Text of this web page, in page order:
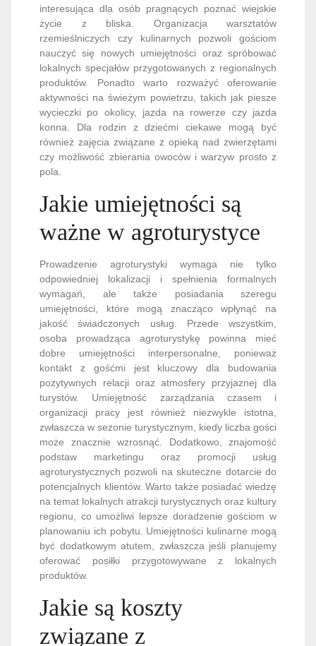
interesująca dla osób pragnących poznać wiejskie
życie z bliska. Organizacja warsztatów
rzemieślniczych czy kulinarnych pozwoli gościom
nauczyć się nowych umiejętności oraz spróbować
lokalnych specjałów przygotowanych z regionalnych
produktów. Ponadto warto rozważyć oferowanie
aktywności na świeżym powietrzu, takich jak piesze
wycieczki po okolicy, jazda na rowerze czy jazda
konna. Dla rodzin z dziećmi ciekawe mogą być
również zajęcia związane z opieką nad zwierzętami
czy możliwość zbierania owoców i warzyw prosto z
pola.
Jakie umiejętności są
ważne w agroturystyce
Prowadzenie agroturystyki wymaga nie tylko
odpowiedniej lokalizacji i spełnienia formalnych
wymagań, ale także posiadania szeregu
umiejętności, które mogą znacząco wpłynąć na
jakość świadczonych usług. Przede wszystkim,
osoba prowadząca agroturystykę powinna mieć
dobre umiejętności interpersonalne, ponieważ
kontakt z gośćmi jest kluczowy dla budowania
pozytywnych relacji oraz atmosfery przyjaznej dla
turystów. Umiejętność zarządzania czasem i
organizacji pracy jest również niezwykle istotna,
zwłaszcza w sezonie turystycznym, kiedy liczba gości
może znacznie wzrosnąć. Dodatkowo, znajomość
podstaw marketingu oraz promocji usług
agroturystycznych pozwoli na skuteczne dotarcie do
potencjalnych klientów. Warto także posiadać wiedzę
na temat lokalnych atrakcji turystycznych oraz kultury
regionu, co umożliwi lepsze doradzenie gościom w
planowaniu ich pobytu. Umiejętności kulinarne mogą
być dodatkowym atutem, zwłaszcza jeśli planujemy
oferować posiłki przygotowywane z lokalnych
produktów.
Jakie są koszty
związane z